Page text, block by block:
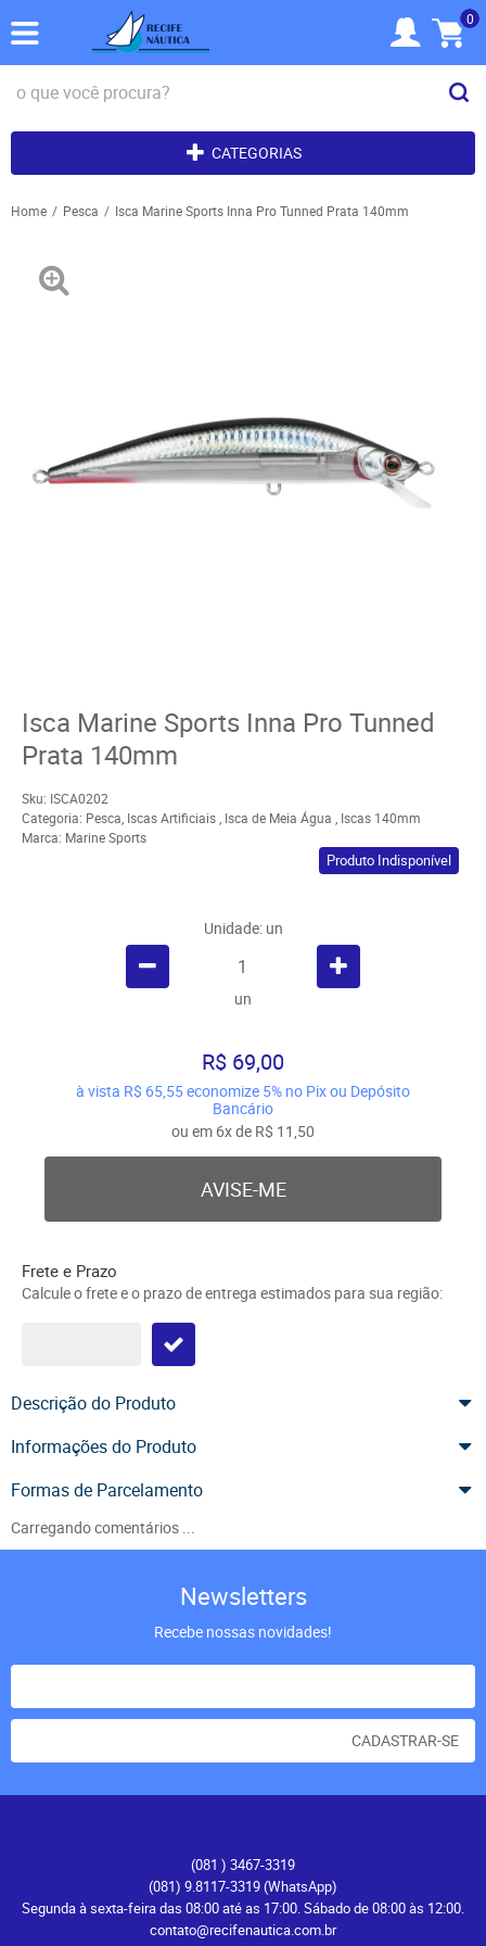
0
CATEGORIAS
Home Pesca Isca Marine Sports Inna Pro Tunned Prata 140mm
Isca Marine Sports Inna Pro Tunned
Prata 140mm
Sku: ISCA0202
Categoria: Pesca, Iscas Artificiais, Isca de Meia Água , Iscas 140mm
Marca: Marine Sports
Produto Indisponível
Unidade: un
un
R$ 69,00
à vista R$ 65,55economize 5% no Pix ou Depósito
Bancário
ou em 6xde R$ 11,50
AVISE-ME
Frete e Prazo
Calcule o frete e o prazo de entrega estimados para sua região:
Descrição do Produto
Informações do Produto
Formas de Parcelamento
Carregando comentários ...
Newsletters
Recebe nossas novidades!
CADASTRAR-SE
(081 ) 3467-3319
(081) 9.8117-3319(WhatsApp)
Segunda à sexta-feira das 08:00 até as 17:00. Sábado de 08:00 às 12:00.
contato@recifenautica.com.br